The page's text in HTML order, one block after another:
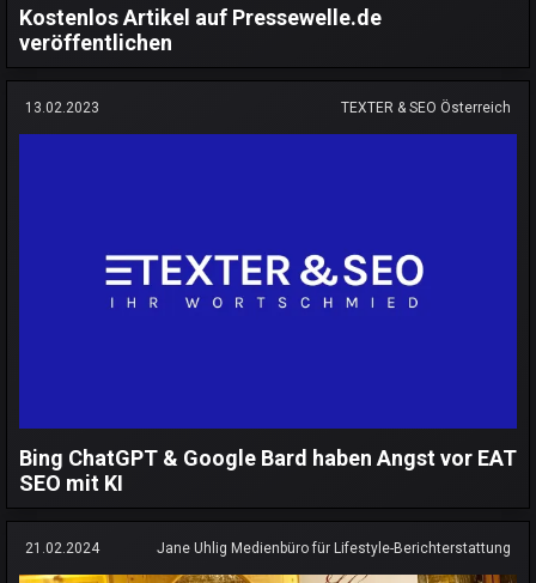
Kostenlos Artikel auf Pressewelle.de
veröffentlichen
13.02.2023 TEXTER & SEO Österreich
Bing ChatGPT & Google Bard haben Angst vor EAT
SEO mit KI
21.02.2024 Jane Uhlig Medienbüro für Lifestyle-Berichterstattung